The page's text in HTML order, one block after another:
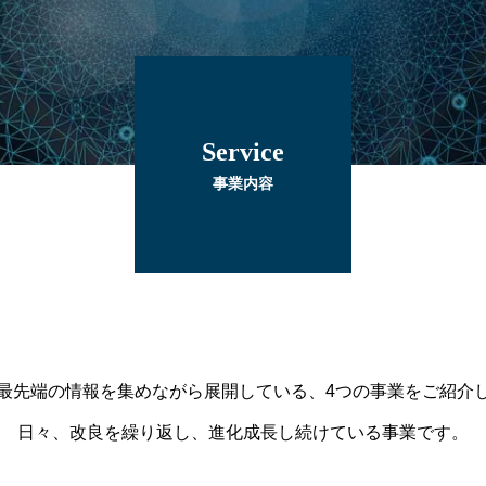
もっとITを、もっと自由を。
Service
事業内容
先端の情報を集めながら展開している、4つの事業をご紹介
日々、改良を繰り返し、進化成長し続けている事業です。